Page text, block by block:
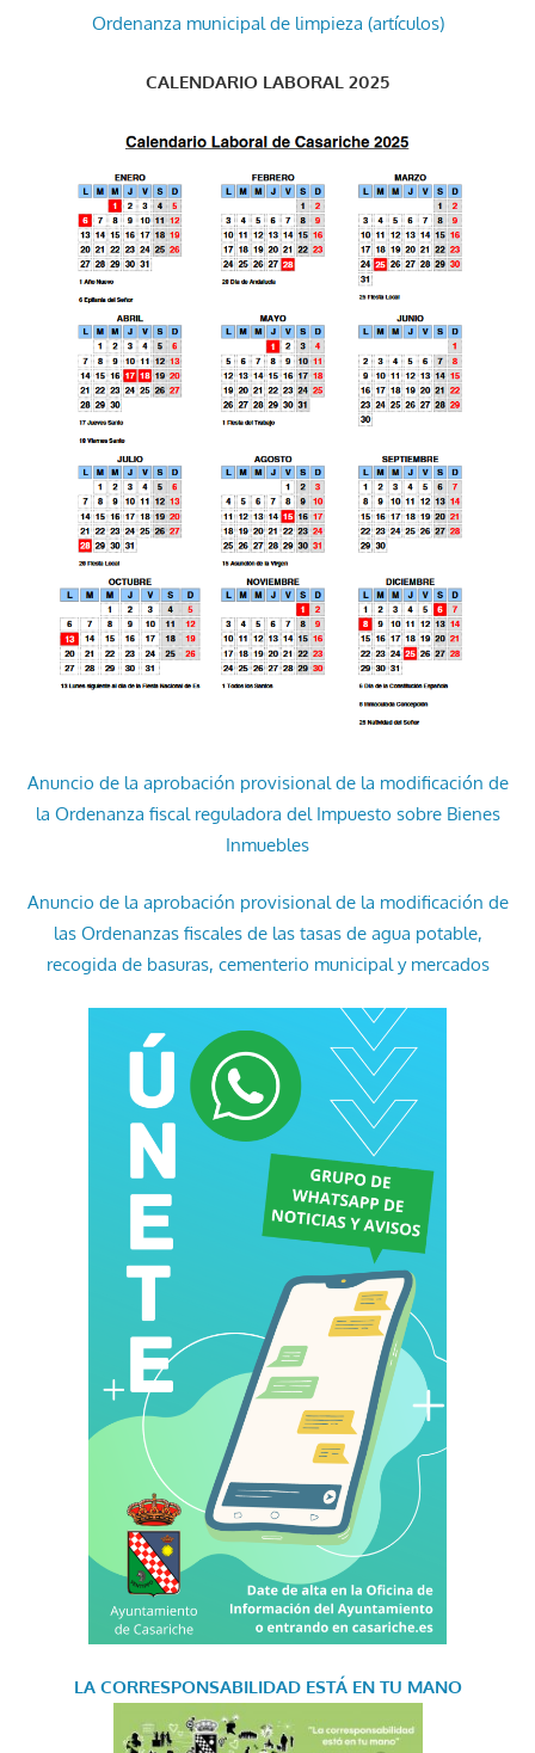
Ordenanza municipal de limpieza (artículos)
CALENDARIO LABORAL 2025
Anuncio de la aprobación provisional de la modificación de
la Ordenanza fiscal reguladora del Impuesto sobre Bienes
Inmuebles
Anuncio de la aprobación provisional de la modificación de
las Ordenanzas fiscales de las tasas de agua potable,
recogida de basuras, cementerio municipal y mercados
LA CORRESPONSABILIDAD ESTÁ EN TU MANO